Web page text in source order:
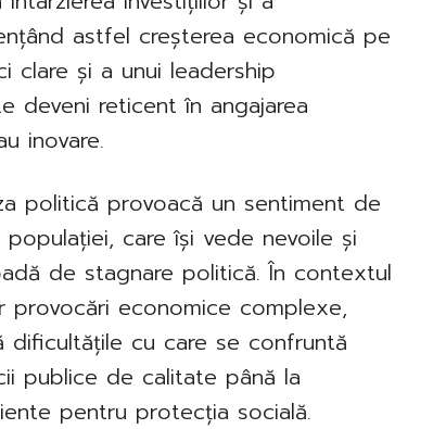
astfel creșterea economică pe
clare și a unui leadership
deveni reticent în angajarea
inovare.
politică provoacă un sentiment de
care își vede nevoile și
de stagnare politică. În contextul
provocări economice complexe,
dificultățile cu care se confruntă
publice de calitate până la
pentru protecția socială.